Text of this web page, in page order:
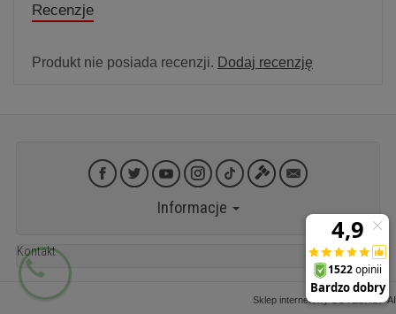
Recenzje
Produkt nie posiada recenzji. Dodaj recenzję
Informacje
Kontakt
Sklep internetowy SOTESHOP AI